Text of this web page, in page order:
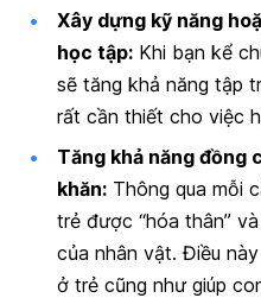
Xây dựng kỹ năng
học tập: Khi bạn kể
sẽ tăng khả năng tập
rất cần thiết cho việc
Tăng khả năng đồng
khăn: Thông qua mỗi
trẻ được “hóa thân”
của nhân vật. Điều
ở trẻ cũng như giúp